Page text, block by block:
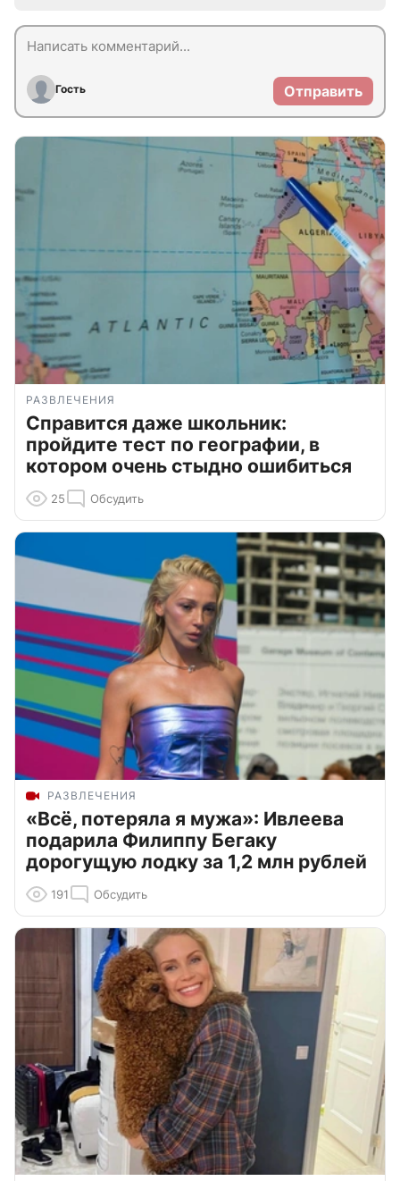
Гость Отправить
РАЗВЛЕЧЕНИЯ
Справится даже школьник:
пройдите тест по географии, в
котором очень стыдно ошибиться
25 Обсудить
РАЗВЛЕЧЕНИЯ
«Всё, потеряла я мужа»: Ивлеева
подарила Филиппу Бегаку
дорогущую лодку за 1,2 млн рублей
191 Обсудить